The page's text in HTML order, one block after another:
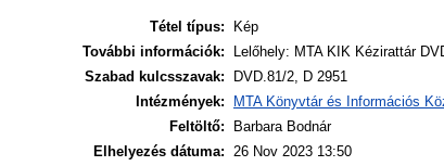
Tétel típus:
Kép
További információk:
Lelőhely: MTA KIK Kézirattár
Szabad kulcsszavak:
DVD.81/2, D 2951
Intézmények:
MTA Könyvtár és Információs
Feltöltő:
Barbara Bodnár
Elhelyezés dátuma:
26 Nov 2023 13:50